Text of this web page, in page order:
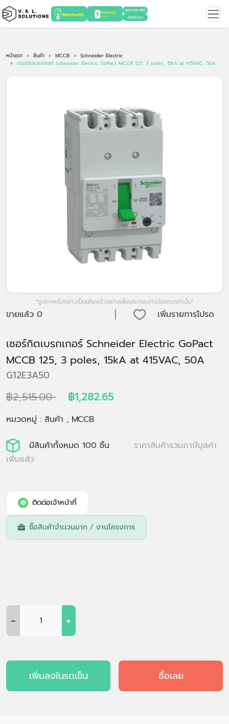
สมัครสมาชิก
เข้าสู่ระบบ
หน้าแรก สินค้า MCCB
Schneider Electric
เซอร์กิตเบรกเกอร์ Schneider Electric GoPact MCCB 125, 3 poles, 15kA at 415VAC, 50A
*รูปภาพดังกล่าวเป็นเพียงตัวอย่างเพื่อประกอบการโฆษณาเท่านั้น*
ขายแล้ว 0 | เพิ่มรายการโปรด
เซอร์กิตเบรกเกอร์ Schneider Electric GoPact
MCCB 125, 3 poles, 15kA at 415VAC, 50A
G12E3A50
฿2,515.00 ฿1,282.65
หมวดหมู่ : สินค้า , MCCB
มีสินค้าทั้งหมด 100 ชิ้น
ราคาสินค้ารวมภาษีมูลค่า
เพิ่มแล้ว
ติดต่อเจ้าหน้าที่
ซื้อสินค้าจำนวนมาก / งานโครงการ
- +
เพิ่มลงในรถเข็น ซื้อเลย